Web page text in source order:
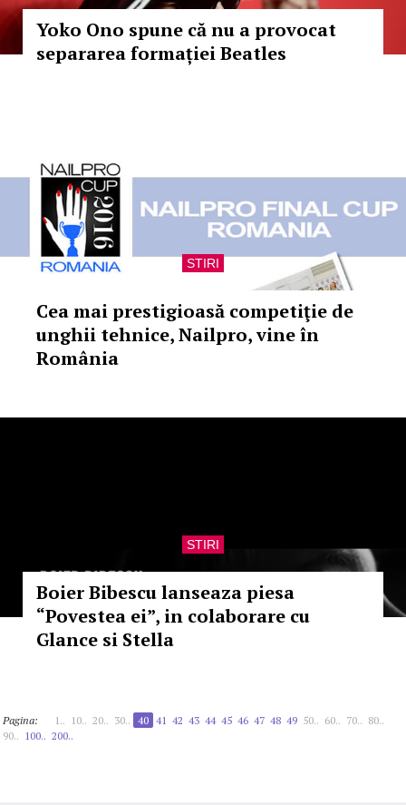
Yoko Ono spune că nu a provocat
separarea formației Beatles
STIRI
Cea mai prestigioasă competiţie de
unghii tehnice, Nailpro, vine în
România
STIRI
Boier Bibescu lanseaza piesa
“Povestea ei”, in colaborare cu
Glance si Stella
Pagina: 1.. 10.. 20.. 30.. 40 41 42 43 44 45 46 47 48 49 50.. 60.. 70.. 80..
90.. 100.. 200..